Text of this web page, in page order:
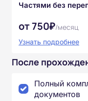
Частями без
от 750₽/месяц
Узнать подробнее
После
Полный
документов